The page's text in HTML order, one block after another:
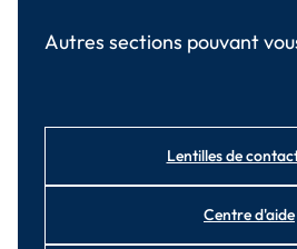
Autres sections pouvant
Lentilles de
Centre d'aide